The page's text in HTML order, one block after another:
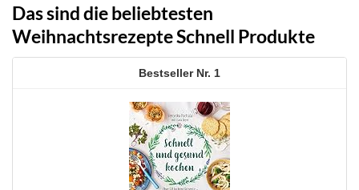
Das sind die beliebtesten
Weihnachtsrezepte Schnell Produkte
1